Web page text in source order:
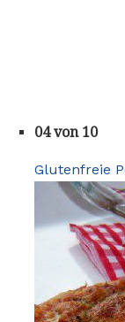
04 von 10
Glutenfreie